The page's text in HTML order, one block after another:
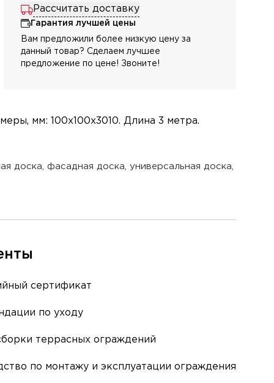
Рассчитать доставку
Гарантия лучшей цены
Вам предложили более низкую цену за
данный товар? Сделаем лучшее
предложение по цене! Звоните!
мм: 100х100х3010. Длина 3 метра.
доска, фасадная доска, универсальная доска,
сертификат
по уходу
террасных ограждений
по монтажу и эксплуатации ограждения